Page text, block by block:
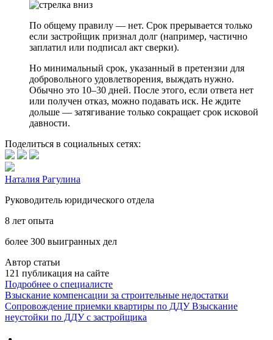
По общему правилу — нет. Срок прерывается только
если застройщик признал долг (например, частично
заплатил или подписал акт сверки).
Но минимальный срок, указанный в претензии для
добровольного удовлетворения, выждать нужно.
Обычно это 10–30 дней. После этого, если ответа нет
или получен отказ, можно подавать иск. Не ждите
дольше — затягивание только сокращает срок исковой
давности.
Поделиться в социальных сетях:
Наталия Рагулина
Руководитель юридического отдела
8 лет опыта
более 300 выигранных дел
Автор статьи
121 публикация на сайте
Подробнее о специалисте
Взыскание компенсации за строительные недостатки
Сопровождение приемки квартиры по ДДУВзыскание
неустойки по ДДУ с застройщика